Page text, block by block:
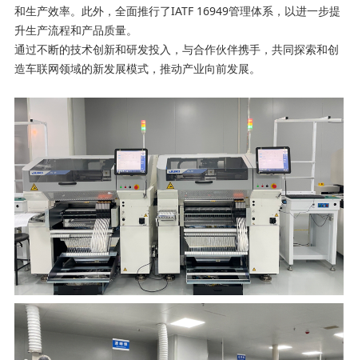
和生产效率。此外，全面推行了IATF 16949管理体系，以进一步提
升生产流程和产品质量。
通过不断的技术创新和研发投入，与合作伙伴携手，共同探索和创
造车联网领域的新发展模式，推动产业向前发展。